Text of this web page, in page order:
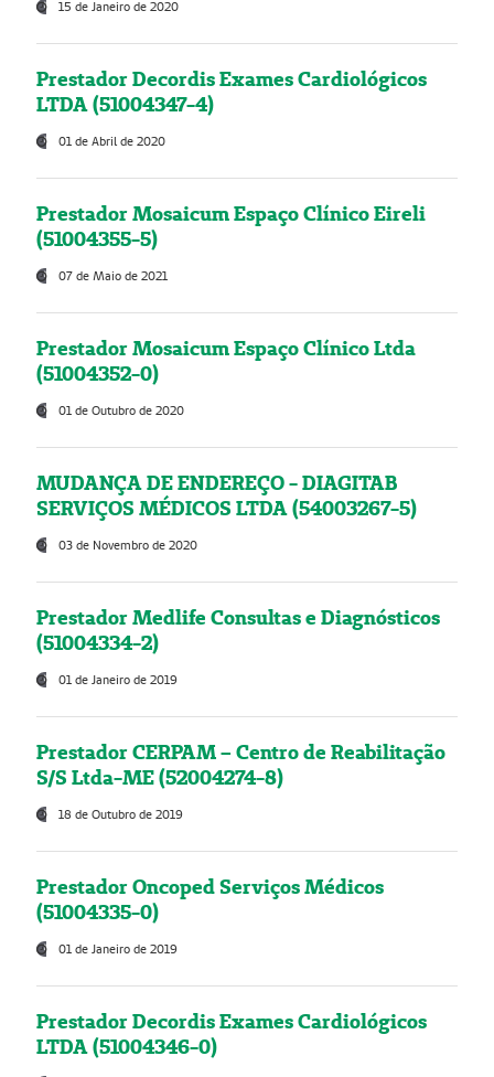
15 de Janeiro de 2020
Prestador Decordis Exames Cardiológicos
LTDA (51004347-4)
01 de Abril de 2020
Prestador Mosaicum Espaço Clínico Eireli
(51004355-5)
07 de Maio de 2021
Prestador Mosaicum Espaço Clínico Ltda
(51004352-0)
01 de Outubro de 2020
MUDANÇA DE ENDEREÇO - DIAGITAB
SERVIÇOS MÉDICOS LTDA (54003267-5)
03 de Novembro de 2020
Prestador Medlife Consultas e Diagnósticos
(51004334-2)
01 de Janeiro de 2019
Prestador CERPAM – Centro de Reabilitação
S/S Ltda-ME (52004274-8)
18 de Outubro de 2019
Prestador Oncoped Serviços Médicos
(51004335-0)
01 de Janeiro de 2019
Prestador Decordis Exames Cardiológicos
LTDA (51004346-0)